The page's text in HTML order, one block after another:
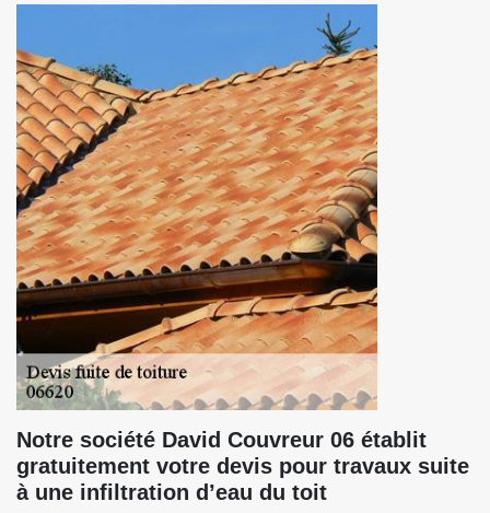
Notre société David Couvreur 06 établit
gratuitement votre devis pour travaux suite
à une infiltration d’eau du toit